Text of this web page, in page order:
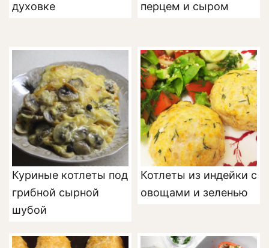
духовке
перцем и сыром
Куриные котлеты под
грибной сырной
шубой
Котлеты из индейки с
овощами и зеленью